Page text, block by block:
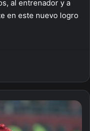
al entrenador y a
en este nuevo logro